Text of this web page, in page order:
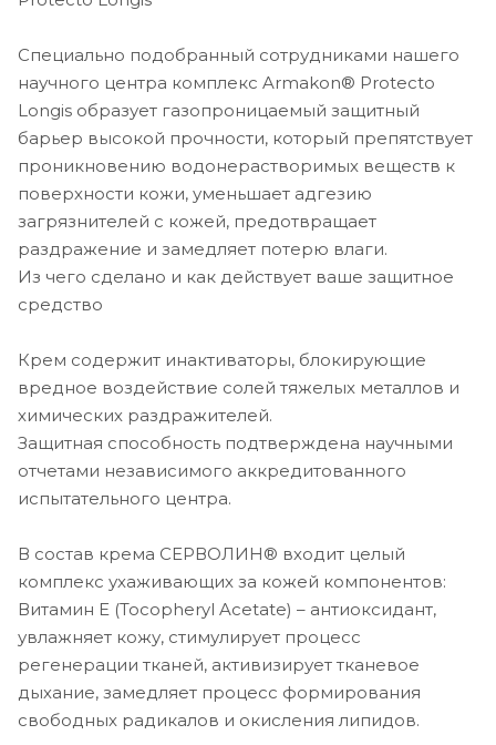
Специально подобранный сотрудниками нашего
научного центра комплекс Armakon® Protecto
Longis образует газопроницаемый защитный
барьер высокой прочности, который препятствует
проникновению водонерастворимых веществ к
поверхности кожи, уменьшает адгезию
загрязнителей с кожей, предотвращает
раздражение и замедляет потерю влаги.
Из чего сделано и как действует ваше защитное
средство
Крем содержит инактиваторы, блокирующие
вредное воздействие солей тяжелых металлов и
химических раздражителей.
Защитная способность подтверждена научными
отчетами независимого аккредитованного
испытательного центра.
В состав крема СЕРВОЛИН® входит целый
комплекс ухаживающих за кожей компонентов:
Витамин Е (Tocopheryl Acetate) – антиоксидант,
увлажняет кожу, стимулирует процесс
регенерации тканей, активизирует тканевое
дыхание, замедляет процесс формирования
свободных радикалов и окисления липидов.